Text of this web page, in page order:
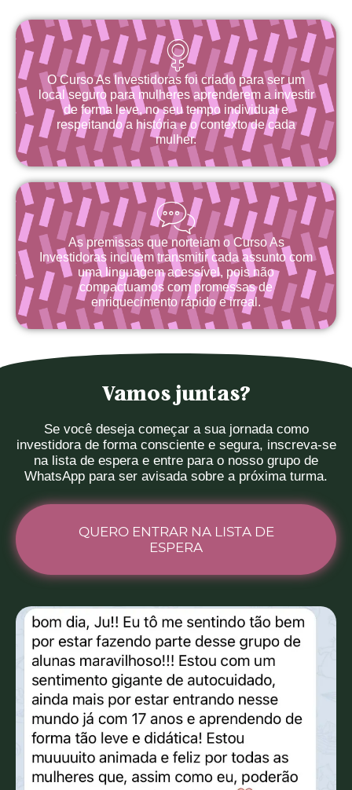
O Curso As Investidoras foi criado para ser um
local seguro para mulheres aprenderem a investir
de forma leve, no seu tempo individual e
respeitando a história e o contexto de cada
mulher.
As premissas que norteiam o Curso As
Investidoras incluem transmitir cada assunto com
uma linguagem acessível, pois não
compactuamos com promessas de
enriquecimento rápido e irreal.​
Vamos juntas?
Se você deseja começar a sua jornada como
investidora de forma consciente e segura, inscreva-se
na lista de espera e entre para o nosso grupo de
WhatsApp para ser avisada sobre a próxima turma.
QUERO ENTRAR NA LISTA DE
ESPERA